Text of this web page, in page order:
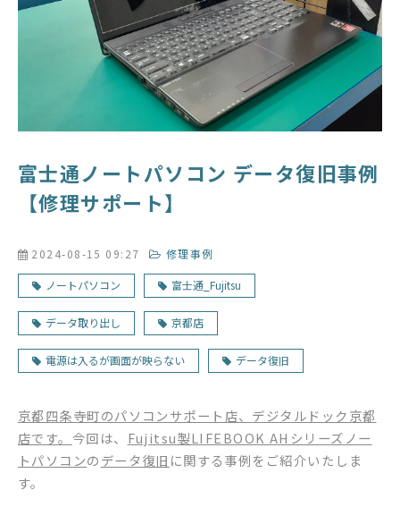
富士通ノートパソコン データ復旧事例
【修理サポート】
2024-08-15 09:27 修理事例
ノートパソコン 富士通_Fujitsu
データ取り出し 京都店
電源は入るが画面が映らない データ復旧
京都四条寺町のパソコンサポート店、デジタルドック京都
店です。 今回は、 Fujitsu製LIFEBOOK AHシリーズノー
トパソコンのデータ復旧 に関する事例をご紹介いたしま
す。